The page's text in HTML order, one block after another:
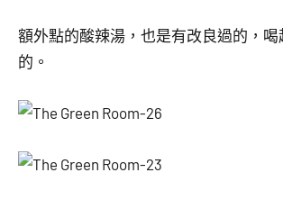
額外點的酸辣湯，也是有改良過的，喝
的。